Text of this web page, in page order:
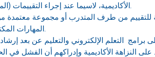
الأكاديمية، لاسيما عند إجراء التقييمات (المناقشات، الواجبات والاختبارات) والبحث.
من طرف المتدرب أو مجموعة معتمدة من
المهارات المكتسبة وتحقيق مخرجات العملية التعليمية.
برامج التعلم الإلكتروني والتعليم عن بعد
النزاهة الأكاديمية وإدراكهم أن الفشل في